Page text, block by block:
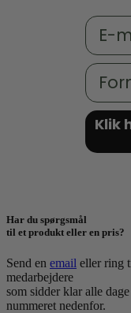
Email
Klik
Har du spørgsmål
til et produkt eller en pris?
Send en email eller ring
medarbejdere
som sidder klar alle
nummeret nedenfor.